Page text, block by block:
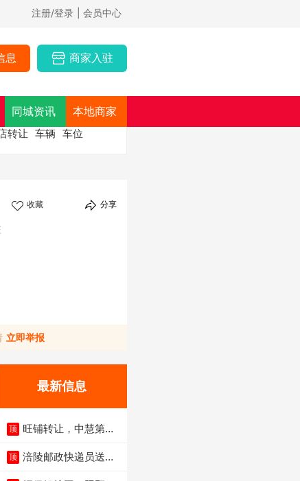
注册/登录 | 会员中心
息 商家入驻
同城资讯 本地商家
转让 车辆 车位
收藏 分享
立即举报
最新信息
顶 旺铺转让，中慧第一
顶 涪陵邮政快递员送货